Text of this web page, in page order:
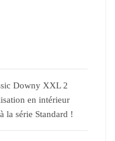
Downy XXL 2
en intérieur
la série Standard !